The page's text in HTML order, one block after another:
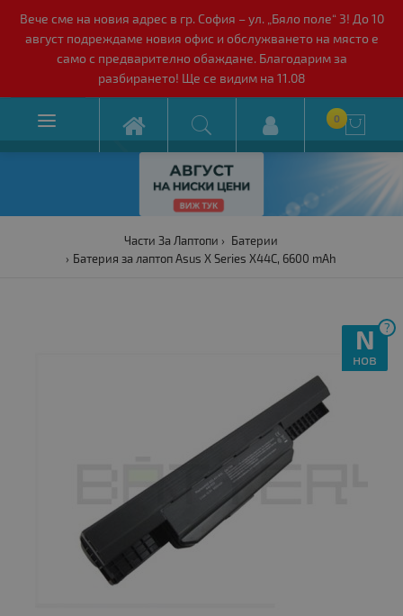
Вече сме на новия адрес в гр. София – ул. „Бяло поле“ 3! До 10
август подреждаме новия офис и обслужването на място е
само с предварително обаждане. Благодарим за
разбирането! Ще се видим на 11.08
 0 
Части За Лаптопи
Батерии
Батерия за лаптоп Asus X Series X44C, 6600 mAh
?
N
нов